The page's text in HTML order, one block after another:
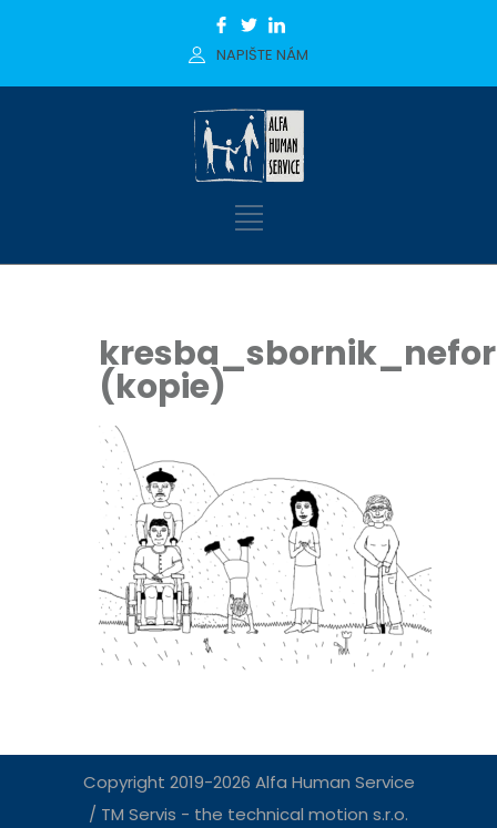
NAPIŠTE NÁM
(kopie)
Copyright 2019-2026 Alfa Human Service
/ TM Servis - the technical motion s.r.o.